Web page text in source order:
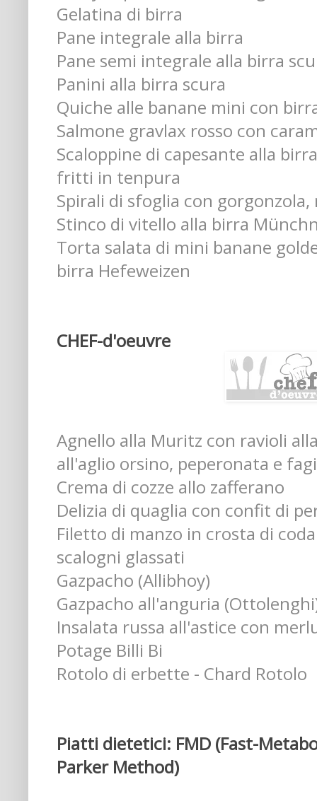
Gelatina di birra
Pane integrale alla birra
Pane semi integrale alla birra
Panini alla birra scura
Quiche alle banane mini con
Salmone gravlax rosso con
Scaloppine di capesante alla
fritti in tenpura
Spirali di sfoglia con
Stinco di vitello alla birra
Torta salata di mini banane
birra Hefeweizen
CHEF-d'oeuvre
Agnello alla Muritz con ravioli
all'aglio orsino, peperonata e
Crema di cozze allo zafferano
Delizia di quaglia con confit di
Filetto di manzo in crosta di
scalogni glassati
Gazpacho (Allibhoy)
Gazpacho all'anguria
Insalata russa all'astice con
Potage Billi Bi
Rotolo di erbette - Chard Rotolo
Piatti dietetici: FMD (Fast-
Parker Method)